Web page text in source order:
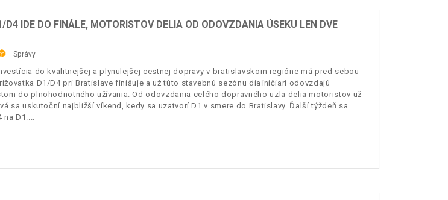
D4 IDE DO FINÁLE, MOTORISTOV DELIA OD ODOVZDANIA ÚSEKU LEN DVE
Správy
do kvalitnejšej a plynulejšej cestnej dopravy v bratislavskom regióne má pred sebou
D1/D4 pri Bratislave finišuje a už túto stavebnú sezónu diaľničiari odovzdajú
do plnohodnotného užívania. Od odovzdania celého dopravného uzla delia motoristov už
sa uskutoční najbližší víkend, kedy sa uzatvorí D1 v smere do Bratislavy. Ďalší týždeň sa
D1.